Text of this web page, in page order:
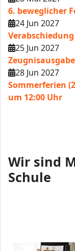
6. beweglicher
24 Jun 2027
25 Jun 2027
Zeugnisausgabe
28 Jun 2027
Sommerferien
um 12:00 Uhr
Wir sind
Schule